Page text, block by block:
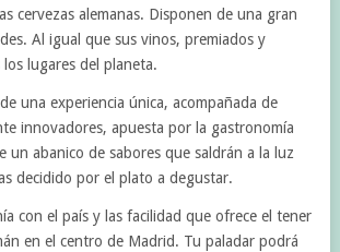
cervezas alemanas. Disponen de una gran
Al igual que sus vinos, premiados y
lugares del planeta.
una experiencia única, acompañada de
innovadores, apuesta por la gastronomía
un abanico de sabores que saldrán a la luz
decidido por el plato a degustar.
con el país y las facilidad que ofrece el tener
en el centro de Madrid. Tu paladar podrá